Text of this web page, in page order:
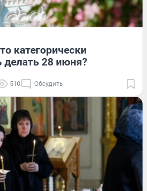
категорически
делать 28 июня?
510 Обсудить